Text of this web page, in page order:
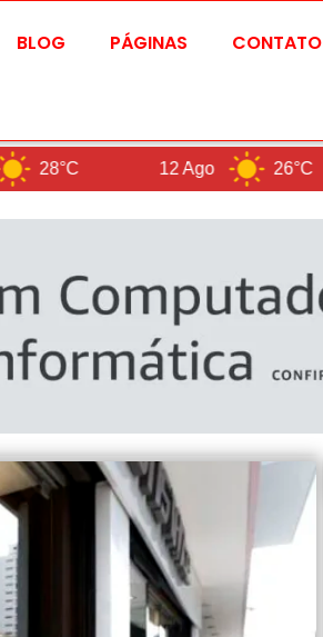
BLOG PÁGINAS CONTATO
26°C